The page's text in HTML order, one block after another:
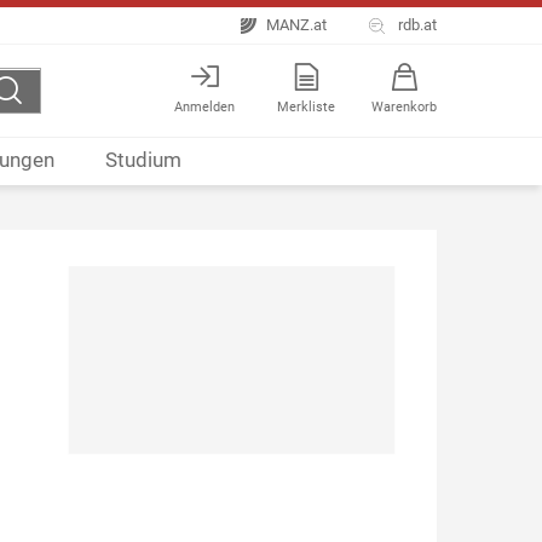
MANZ.at rdb.at
Anmelden Merkliste Warenkorb
Studium